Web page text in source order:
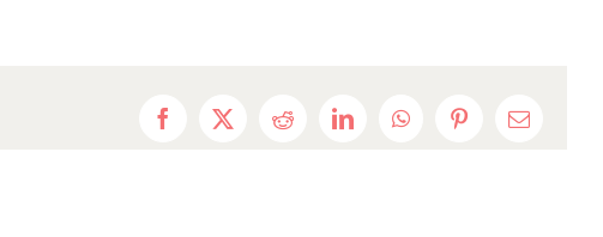
Facebook
X RedditLinkedInWhatsAppPinterestEmail